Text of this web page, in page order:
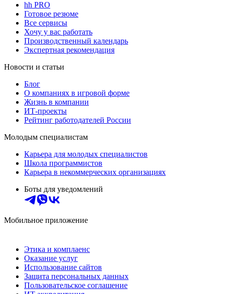
hh PRO
Готовое резюме
Все сервисы
Хочу у вас работать
Производственный календарь
Экспертная рекомендация
Новости и статьи
Блог
О компаниях в игровой форме
Жизнь в компании
ИТ-проекты
Рейтинг работодателей России
Молодым специалистам
Карьера для молодых специалистов
Школа программистов
Карьера в некоммерческих организациях
Боты для уведомлений
Мобильное приложение
Этика и комплаенс
Оказание услуг
Использование сайтов
Защита персональных данных
Пользовательское соглашение